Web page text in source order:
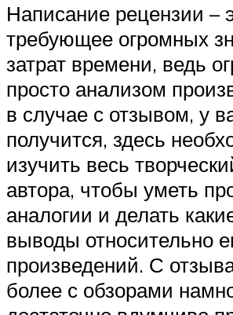
Написание рецензии –
требующее огромных
затрат времени, ведь
просто анализом
в случае с отзывом, у
получится, здесь
изучить весь
автора, чтобы уметь
аналогии и делать
выводы относительно
произведений. С
более с обзорами